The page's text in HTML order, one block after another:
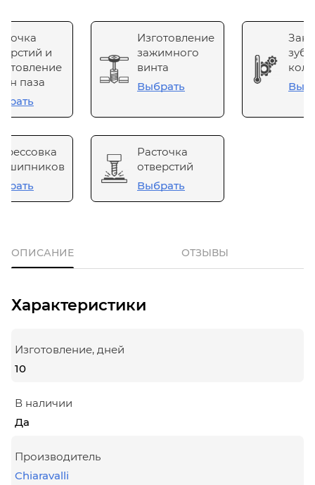
и
паза
Изготовление
зажимного
винта
Выбрать
Расточка
отверстий
Выбрать
ОПИСАНИЕ ОТЗЫВЫ
Характеристики
Изготовление, дней
10
В наличии
Да
Производитель
Chiaravalli